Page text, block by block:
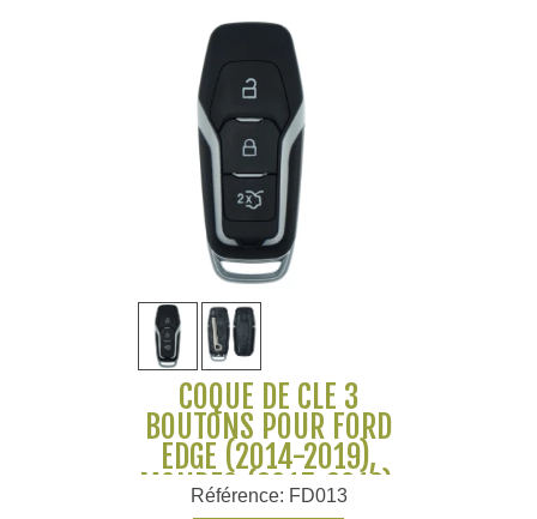
COQUE DE CLÉ 3
BOUTONS POUR FORD
EDGE (2014-2019),
MONDEO (2015-2019),
Référence: FD013